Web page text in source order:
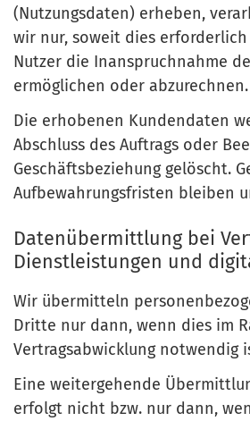
(Nutzungsdaten) erheben,
wir nur, soweit dies erforderlich
Nutzer die Inanspruchnahme
ermöglichen oder abzurechnen.
Die erhobenen Kundendaten
Abschluss des Auftrags oder
Geschäftsbeziehung gelöscht.
Aufbewahrungsfristen bleiben
Datenübermittlung bei
Dienstleistungen und
Wir übermitteln
Dritte nur dann, wenn dies im
Vertragsabwicklung notwendig
Eine weitergehende
erfolgt nicht bzw. nur dann,